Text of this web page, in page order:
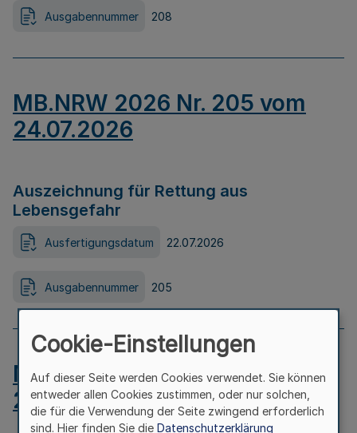
Ausgabennummer 208
MB.NRW 2026 Nr. 205 vom
24.07.2026
Auszeichnung für Rettung aus
Lebensgefahr
Ausfertigungsdatum 22.07.2026
Ausgabennummer 205
MB.NRW 2026 Nr. 204 vom
24.07.2026
Cookie-Einstellungen
Auf dieser Seite werden Cookies verwendet. Sie können
entweder allen Cookies zustimmen, oder nur solchen,
die für die Verwendung der Seite zwingend erforderlich
sind. Hier finden Sie die Datenschutzerklärung